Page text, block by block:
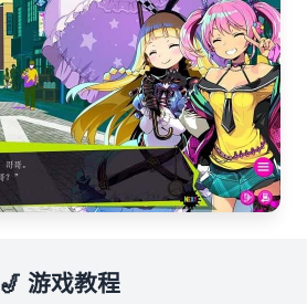
🎷 游戏教程